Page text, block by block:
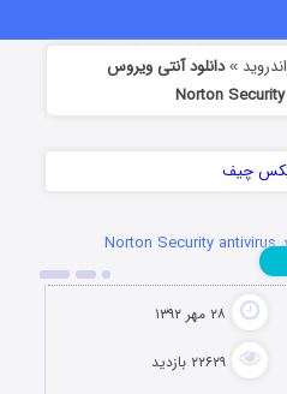
اندروید »دانلود آنتی ویروس
دانلود آنتی ویروس قدرتمند Norton Security antivirus
۲۸ مهر ۱۳۹۲
۲۲۶۲۹ بازدید